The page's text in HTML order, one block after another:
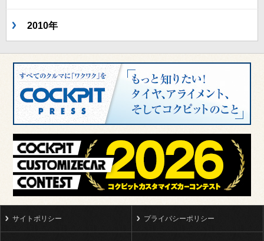
2010年
サイトポリシー プライバシーポリシー